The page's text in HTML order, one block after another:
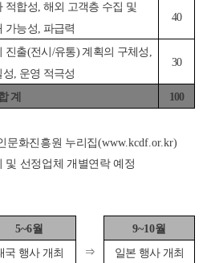
적합성, 해외 고객층 수집 및
가능성 파급력
40
진출(전시 /유통)계획의 구체성 ,
성 운영 적극성
30
계 100
문화진흥원 누리집(www.kcdf.or.kr)
및 선정업체 개별연락 예정
5~6월 9~10월
국 행사 개최 ⇒ 일본 행사 개최